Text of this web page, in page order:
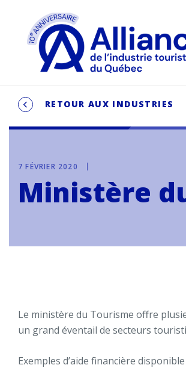
RETOUR AUX INDUSTRIES
7 FÉVRIER 2020
Ministère
Le ministère du Tourisme offre
un grand éventail de secteurs
Exemples d’aide financière disponible